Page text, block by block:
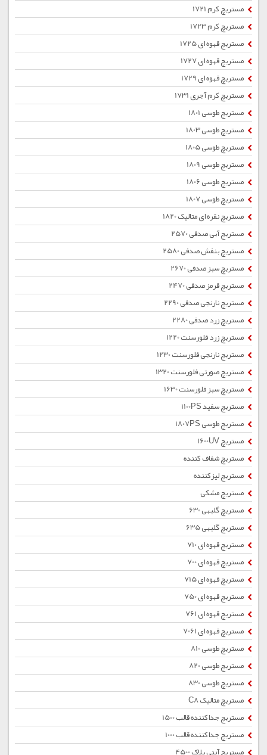
مستربچ کرم 1721
مستربچ کرم 1723
مستربچ قهوه ای 1725
مستربچ قهوه ای 1727
مستربچ قهوه ای 1729
مستربچ کرم آجری 1731
مستربچ طوسی 1801
مستربچ طوسی 1803
مستربچ طوسی 1805
مستربچ طوسی 1809
مستربچ طوسی 1806
مستربچ طوسی 1807
مستربچ نقره ای متالیک 1820
مستربچ آبی صدفی 2570
مستربچ بنفش صدفی 2580
مستربچ سبز صدفی 2670
مستربچ قرمز صدفی 2470
مستربچ نارنجی صدفی 2290
مستربچ زرد صدفی 2280
مستربچ زرد فلورسنت 1220
مستربچ نارنجی فلورسنت 1230
مستربچ صورتی فلورسنت 1320
مستربچ سبز فلورسنت 1630
مستربچ سفید 1100PS
مستربچ طوسی 1807PS
مستربچ 1600UV
مستربچ شفاف کننده
مستربچ لیزکننده
مستربچ مشکی
مستربچ گلبهی 630
مستربچ گلبهی 635
مستربچ قهوه ای 710
مستربچ قهوه ای 700
مستربچ قهوه ای 715
مستربچ قهوه ای 750
مستربچ قهوه ای 761
مستربچ قهوه ای 7061
مستربچ طوسی 810
مستربچ طوسی 820
مستربچ طوسی 830
مستربچ متالیک C8
مستربچ جداکننده قالب 1500
مستربچ جداکننده قالب 1000